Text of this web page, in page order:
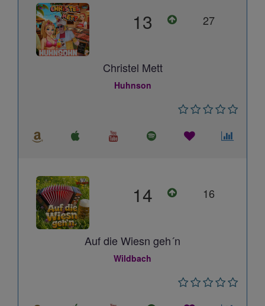
13 27
Christel Mett
Huhnson
14 16
Auf die Wiesn geh´n
Wildbach